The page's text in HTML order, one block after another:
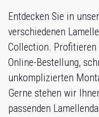
Entdecken Sie in
verschiedenen
Collection. Profitieren
Online-Bestellung,
unkomplizierten
Gerne stehen wir
passenden